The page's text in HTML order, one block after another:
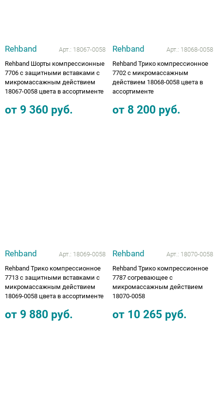
Rehband Арт.: 18067-0058
Rehband Шорты компрессионные
7706 с защитными вставками с
микромассажным действием
18067-0058 цвета в ассортименте
от 9 360 руб.
Rehband Арт.: 18068-0058
Rehband Трико компрессионное
7702 с микромассажным
действием 18068-0058 цвета в
ассортименте
от 8 200 руб.
Rehband Арт.: 18069-0058
Rehband Трико компрессионное
7713 с защитными вставками с
микромассажным действием
18069-0058 цвета в ассортименте
от 9 880 руб.
Rehband Арт.: 18070-0058
Rehband Трико компрессионное
7787 согревающее с
микромассажным действием
18070-0058
от 10 265 руб.